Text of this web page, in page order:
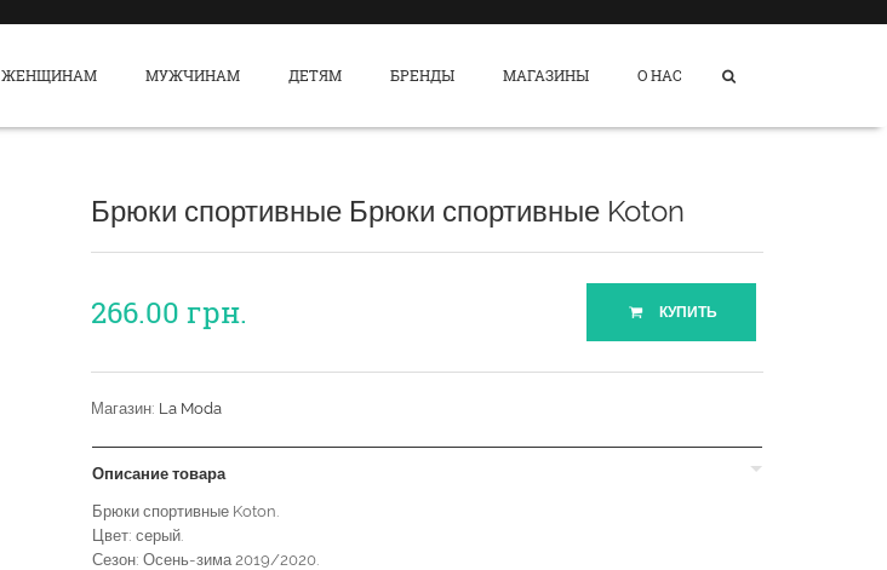
ЖЕНЩИНАМ МУЖЧИНАМ ДЕТЯМ БРЕНДЫ МАГАЗИНЫ О НАС
Брюки спортивные Брюки спортивные Koton
266.00 грн. КУПИТЬ
Магазин: La Moda
Описание товара
Брюки спортивные Koton.
Цвет: серый.
Сезон: Осень-зима 2019/2020.